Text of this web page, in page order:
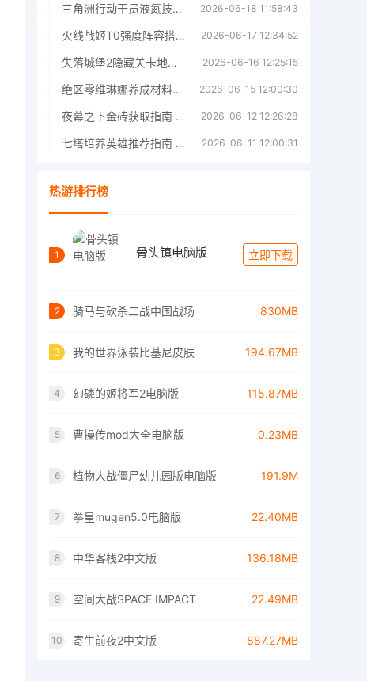
三角洲行动干员液氮技能效果详解 三角洲行动干员液氮技能介绍 2026-06-18 11:58:43
火线战姬T0强度阵容搭配推荐 火线战姬T0强度阵容哪个好 2026-06-17 12:34:52
失落城堡2隐藏关卡地图解锁指南 2026-06-16 12:25:15
绝区零维琳娜养成材料汇总指南 2026-06-15 12:00:30
夜幕之下金砖获取指南 夜幕之下金砖获取方法 2026-06-12 12:26:28
七塔培养英雄推荐指南 七塔培养哪个英雄好 2026-06-11 12:00:31
热游排行榜
1 骨头镇电脑版 立即下载
2 骑马与砍杀二战中国战场 830MB
3 我的世界泳装比基尼皮肤 194.67MB
4 幻磷的姬将军2电脑版 115.87MB
5 曹操传mod大全电脑版 0.23MB
6 植物大战僵尸幼儿园版电脑版 191.9M
7 拳皇mugen5.0电脑版 22.40MB
8 中华客栈2中文版 136.18MB
9 空间大战SPACE IMPACT 22.49MB
10 寄生前夜2中文版 887.27MB